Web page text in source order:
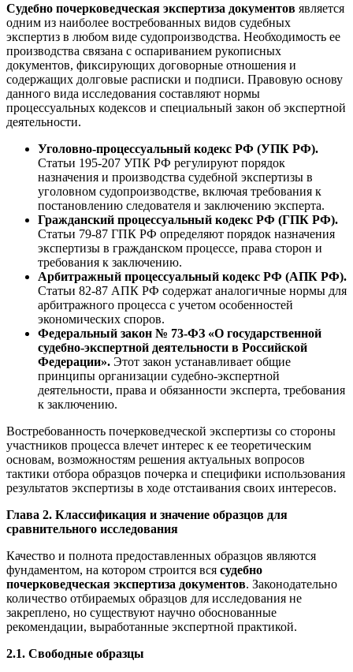
Судебно почерковедческая экспертиза документов является
одним из наиболее востребованных видов судебных
экспертиз в любом виде судопроизводства. Необходимость ее
производства связана с оспариванием рукописных
документов, фиксирующих договорные отношения и
содержащих долговые расписки и подписи. Правовую основу
данного вида исследования составляют нормы
процессуальных кодексов и специальный закон об экспертной
деятельности.
Уголовно-процессуальный кодекс РФ (УПК РФ).
Статьи 195-207 УПК РФ регулируют порядок
назначения и производства судебной экспертизы в
уголовном судопроизводстве, включая требования к
постановлению следователя и заключению эксперта.
Гражданский процессуальный кодекс РФ (ГПК РФ).
Статьи 79-87 ГПК РФ определяют порядок назначения
экспертизы в гражданском процессе, права сторон и
требования к заключению.
Арбитражный процессуальный кодекс РФ (АПК РФ).
Статьи 82-87 АПК РФ содержат аналогичные нормы для
арбитражного процесса с учетом особенностей
экономических споров.
Федеральный закон № 73-ФЗ «О государственной
судебно-экспертной деятельности в Российской
Федерации». Этот закон устанавливает общие
принципы организации судебно-экспертной
деятельности, права и обязанности эксперта, требования
к заключению.
Востребованность почерковедческой экспертизы со стороны
участников процесса влечет интерес к ее теоретическим
основам, возможностям решения актуальных вопросов
тактики отбора образцов почерка и специфики использования
результатов экспертизы в ходе отстаивания своих интересов.
Глава 2. Классификация и значение образцов для
сравнительного исследования
Качество и полнота предоставленных образцов являются
фундаментом, на котором строится вся судебно
почерковедческая экспертиза документов. Законодательно
количество отбираемых образцов для исследования не
закреплено, но существуют научно обоснованные
рекомендации, выработанные экспертной практикой.
2.1. Свободные образцы